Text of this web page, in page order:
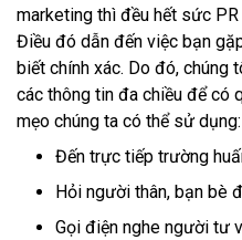
marketing thì đều hết sức
Điều đó dẫn đến việc bạn
biết chính xác. Do đó, chúng
các thông tin đa chiều để có
mẹo chúng ta có thể sử dụng:
Đến trực tiếp trường
Hỏi người thân, bạn bè
Gọi điện nghe người tư